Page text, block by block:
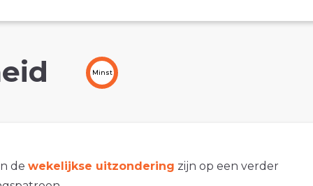
Minst
de wekelijkse uitzondering zijn op een verder